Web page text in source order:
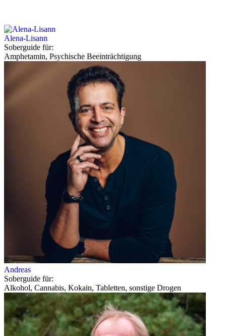
Alena-Lisann
Soberguide für:
Amphetamin, Psychische Beeinträchtigung
Andreas
Soberguide für:
Alkohol, Cannabis, Kokain, Tabletten, sonstige Drogen